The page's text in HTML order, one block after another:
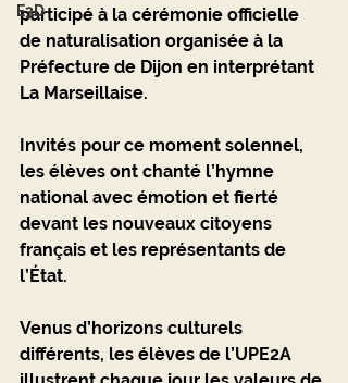
E3D
participé à la cérémonie officielle
de naturalisation organisée à la
Préfecture de Dijon en interprétant
La Marseillaise.
Invités pour ce moment solennel,
les élèves ont chanté l’hymne
national avec émotion et fierté
devant les nouveaux citoyens
français et les représentants de
l’État.
Venus d’horizons culturels
différents, les élèves de l’UPE2A